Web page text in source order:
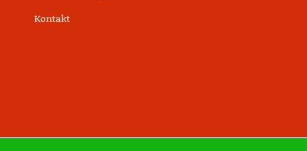
Kontakt